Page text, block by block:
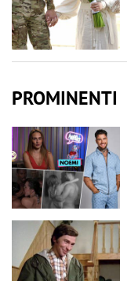
PROMINENTI